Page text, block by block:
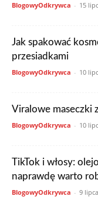
BlogowyOdkrywca - 15
Jak spakować
przesiadkami
BlogowyOdkrywca - 10
Viralowe maseczki
BlogowyOdkrywca - 10
TikTok i włosy:
naprawdę warto
BlogowyOdkrywca - 9